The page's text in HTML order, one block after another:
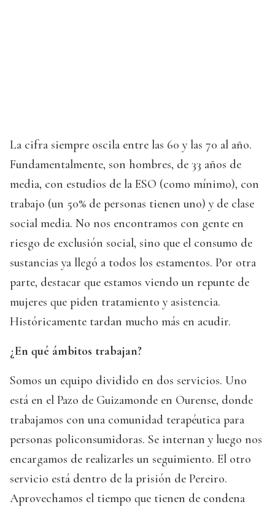
La cifra siempre oscila entre las 60 y las 70 al año.
Fundamentalmente, son hombres, de 33 años de
media, con estudios de la ESO (como mínimo), con
trabajo (un 50% de personas tienen uno) y de clase
social media. No nos encontramos con gente en
riesgo de exclusión social, sino que el consumo de
sustancias ya llegó a todos los estamentos. Por otra
parte, destacar que estamos viendo un repunte de
mujeres que piden tratamiento y asistencia.
Históricamente tardan mucho más en acudir.
¿En qué ámbitos trabajan?
Somos un equipo dividido en dos servicios. Uno
está en el Pazo de Guizamonde en Ourense, donde
trabajamos con una comunidad terapéutica para
personas policonsumidoras. Se internan y luego nos
encargamos de realizarles un seguimiento. El otro
servicio está dentro de la prisión de Pereiro.
Aprovechamos el tiempo que tienen de condena